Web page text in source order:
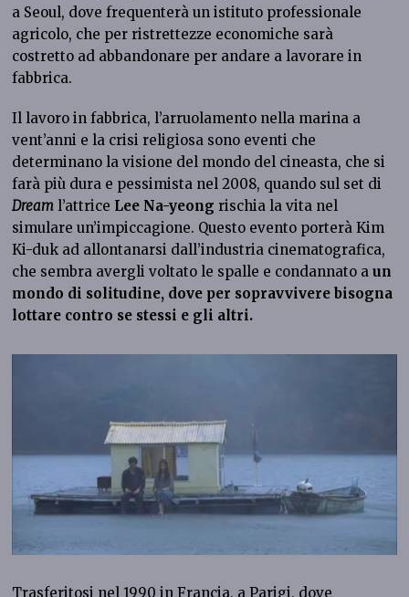
a Seoul, dove frequenterà un istituto professionale
agricolo, che per ristrettezze economiche sarà
costretto ad abbandonare per andare a lavorare in
fabbrica.
Il lavoro in fabbrica, l’arruolamento nella marina a
vent’anni e la crisi religiosa sono eventi che
determinano la visione del mondo del cineasta, che si
farà più dura e pessimista nel 2008, quando sul set di
Dream l’attrice Lee Na-yeong rischia la vita nel
simulare un’impiccagione. Questo evento porterà Kim
Ki-duk ad allontanarsi dall’industria cinematografica,
che sembra avergli voltato le spalle e condannato aun
mondo di solitudine, dove per sopravvivere bisogna
lottare contro se stessi e gli altri.
Trasferitosi nel 1990 in Francia, a Parigi, dove